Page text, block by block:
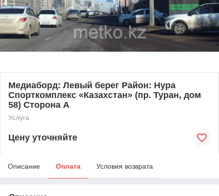
Медиаборд: Левый берег Район: Нура
Спорткомплекс «Казахстан» (пр. Туран, дом
58) Сторона А
Услуга
Цену уточняйте
Описание Оплата Условия возврата